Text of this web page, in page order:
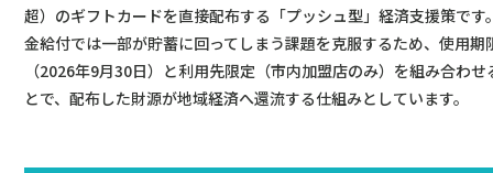
超）のギフトカードを直接配布する「プッシュ型」経済支援策です
金給付では一部が貯蓄に回ってしまう課題を克服するため、使用期
（2026年9月30日）と利用先限定（市内加盟店のみ）を組み合わせ
とで、配布した財源が地域経済へ還流する仕組みとしています。